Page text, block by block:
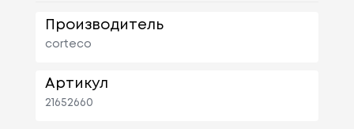
Производитель
corteco
Артикул
21652660